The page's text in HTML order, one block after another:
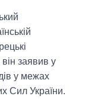
заявив у
у межах
Сил України.